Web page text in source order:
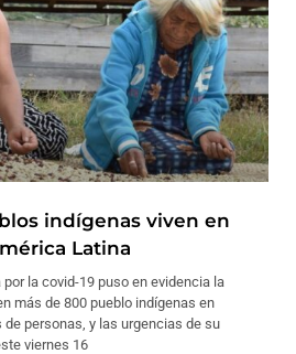
indígenas viven en
Latina
la covid-19 puso en evidencia la
más de 800 pueblo indígenas en
personas, y las urgencias de su
viernes 16